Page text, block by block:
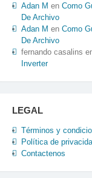
–
dialogo
Adan M en Como
De Archivo
Adan M en Como
De Archivo
fernando casalins
Inverter
LEGAL
Términos y
Política de
Contactenos